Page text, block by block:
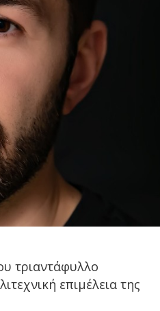
τριαντάφυλλο
επιμέλεια της